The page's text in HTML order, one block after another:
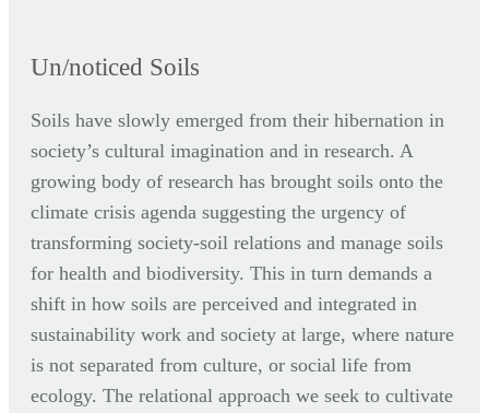
Un/noticed Soils
Soils have slowly emerged from their hibernation in
society’s cultural imagination and in research. A
growing body of research has brought soils onto the
climate crisis agenda suggesting the urgency of
transforming society-soil relations and manage soils
for health and biodiversity. This in turn demands a
shift in how soils are perceived and integrated in
sustainability work and society at large, where nature
is not separated from culture, or social life from
ecology. The relational approach we seek to cultivate